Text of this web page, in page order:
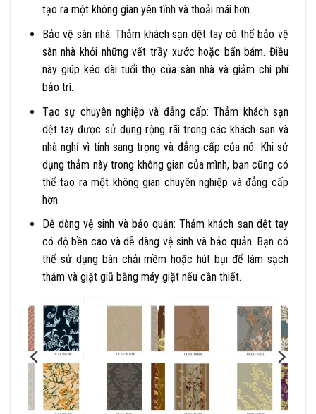
tạo ra một không gian yên tĩnh và thoải mái hơn.
Bảo vệ sàn nhà: Thảm khách sạn dệt tay có thể bảo vệ
sàn nhà khỏi những vết trầy xước hoặc bẩn bám. Điều
này giúp kéo dài tuổi thọ của sàn nhà và giảm chi phí
bảo trì.
Tạo sự chuyên nghiệp và đẳng cấp: Thảm khách sạn
dệt tay được sử dụng rộng rãi trong các khách sạn và
nhà nghỉ vì tính sang trọng và đẳng cấp của nó. Khi sử
dụng thảm này trong không gian của mình, bạn cũng có
thể tạo ra một không gian chuyên nghiệp và đẳng cấp
hơn.
Dễ dàng vệ sinh và bảo quản: Thảm khách sạn dệt tay
có độ bền cao và dễ dàng vệ sinh và bảo quản. Bạn có
thể sử dụng bàn chải mềm hoặc hút bụi để làm sạch
thảm và giặt giũ bằng máy giặt nếu cần thiết.